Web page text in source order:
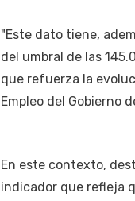
"Este dato tiene,
del umbral de las
que refuerza la
Empleo del Gobierno
En este contexto,
indicador que refleja